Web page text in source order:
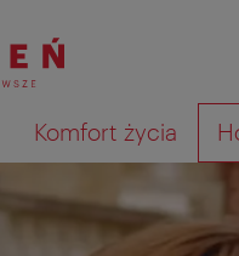
Komfort życia
na mapie wyniki